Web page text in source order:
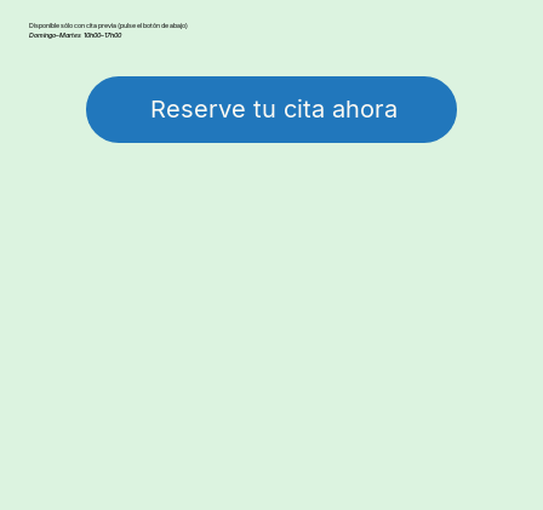
Reserve tu cita ahora
Disponible sólo con cita previa (pulse el botón de abajo)
Domingo–Martes 10h00–17h00